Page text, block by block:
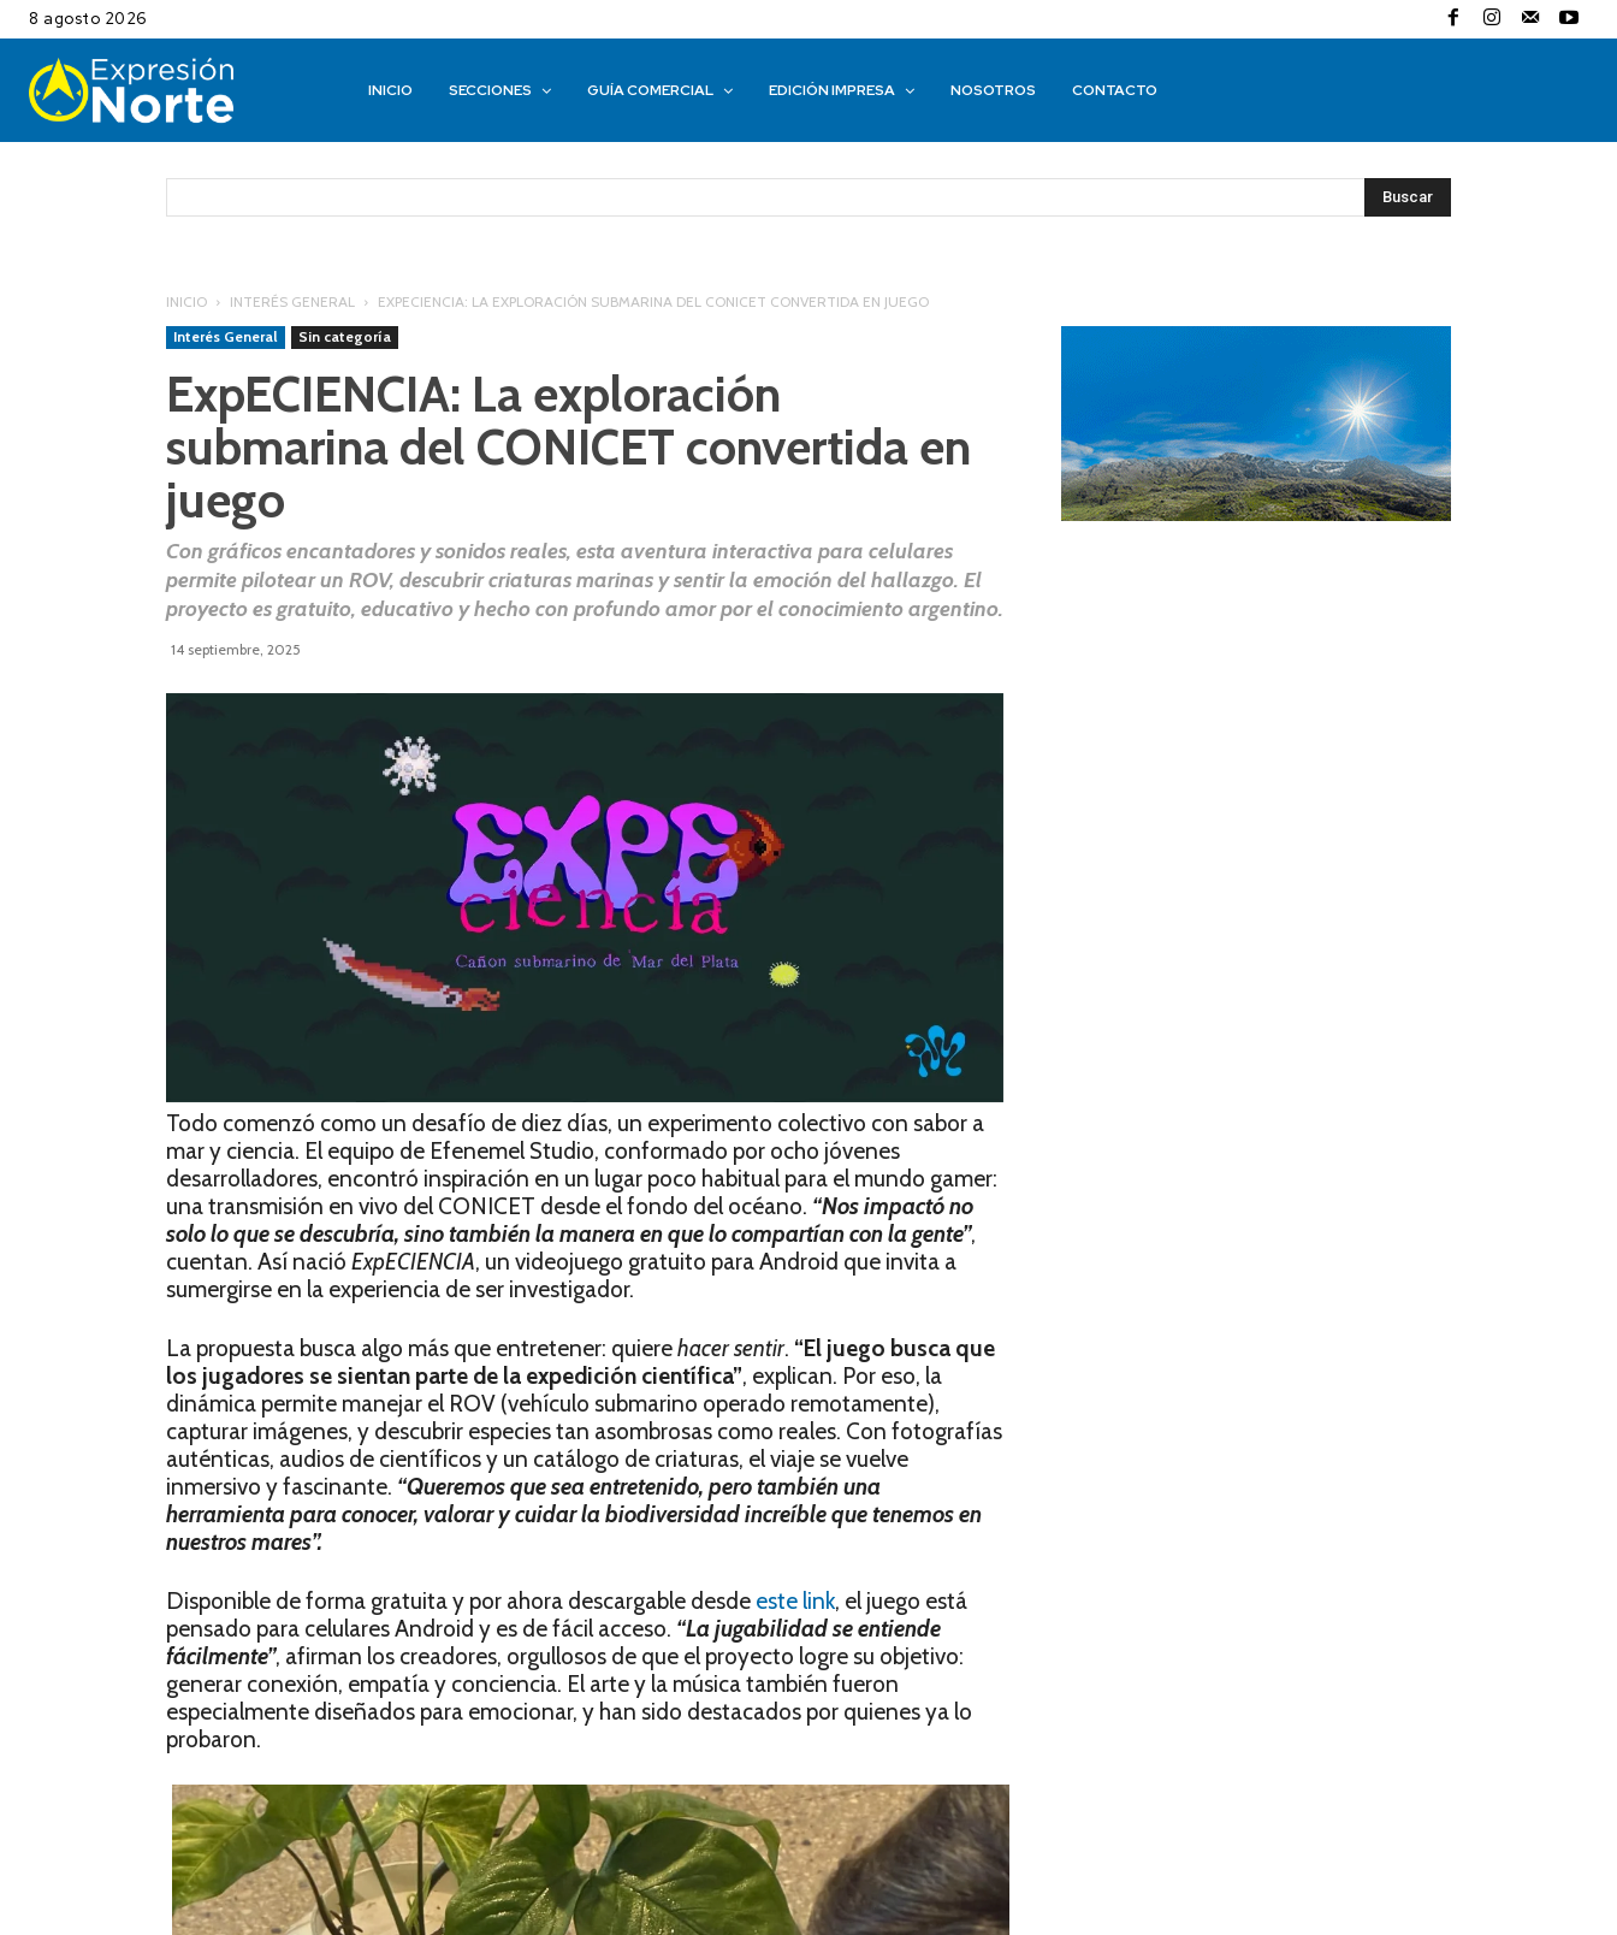
8 agosto 2026
INICIO SECCIONES GUÍA COMERCIAL EDICIÓN IMPRESA NOSOTROS CONTACTO
Buscar
INICIO INTERÉS GENERAL
EXPECIENCIA: LA EXPLORACIÓN SUBMARINA DEL CONICET CONVERTIDA EN JUEGO
Interés General
Sin categoría
ExpECIENCIA: La exploración
submarina del CONICET convertida en
juego
Con gráficos encantadores y sonidos reales, esta aventura interactiva para celulares
permite pilotear un ROV, descubrir criaturas marinas y sentir la emoción del hallazgo. El
proyecto es gratuito, educativo y hecho con profundo amor por el conocimiento argentino.
14 septiembre, 2025
Todo comenzó como un desafío de diez días, un experimento colectivo con sabor a
mar y ciencia. El equipo de Efenemel Studio, conformado por ocho jóvenes
desarrolladores, encontró inspiración en un lugar poco habitual para el mundo gamer:
una transmisión en vivo del CONICET desde el fondo del océano. “Nos impactó no
solo lo que se descubría, sino también la manera en que lo compartían con la gente”,
cuentan. Así nació ExpECIENCIA, un videojuego gratuito para Android que invita a
sumergirse en la experiencia de ser investigador.
La propuesta busca algo más que entretener: quierehacer sentir. “El juego busca que
los jugadores se sientan parte de la expedición científica”, explican. Por eso, la
dinámica permite manejar el ROV (vehículo submarino operado remotamente),
capturar imágenes, y descubrir especies tan asombrosas como reales. Con fotografías
auténticas, audios de científicos y un catálogo de criaturas, el viaje se vuelve
inmersivo y fascinante. “Queremos que sea entretenido, pero también una
herramienta para conocer, valorar y cuidar la biodiversidad increíble que tenemos en
nuestros mares”.
Disponible de forma gratuita y por ahora descargable desde este link, el juego está
pensado para celulares Android y es de fácil acceso. “La jugabilidad se entiende
fácilmente”, afirman los creadores, orgullosos de que el proyecto logre su objetivo:
generar conexión, empatía y conciencia. El arte y la música también fueron
especialmente diseñados para emocionar, y han sido destacados por quienes ya lo
probaron.